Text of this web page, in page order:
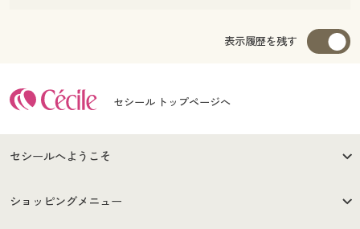
表示履歴を残す
セシール トップページへ
セシールへようこそ
はじめての方へ
ショッピングメニュー